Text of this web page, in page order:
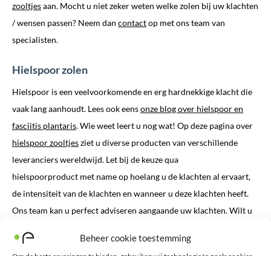
Beheer cookie toestemming
zooltjesaan. Mocht u niet zeker weten welke zolen bij uw klachten
/ wensen passen? Neem dan contactop met ons team van
specialisten.
Hielspoor zolen
Hielspoor is een veelvoorkomende en erg hardnekkige klacht die
vaak lang aanhoudt. Lees ook eensonze blog over hielspoor en
fasciitis plantaris. Wie weet leert u nog wat! Op deze pagina over
hielspoor zooltjesziet u diverse producten van verschillende
leveranciers wereldwijd. Let bij de keuze qua
hielspoorproduct met name op hoelang u de klachten al ervaart,
de intensiteit van de klachten en wanneer u deze klachten heeft.
Ons team kan u perfect adviseren aangaande uw klachten. Wilt u